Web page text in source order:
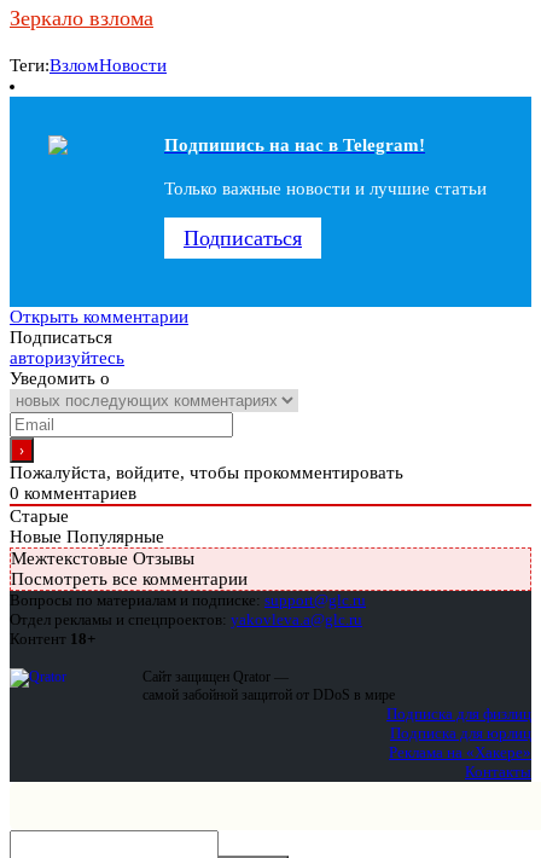
Зеркало взлома
Теги:ВзломНовости
Подпишись на наc в Telegram!
Только важные новости и лучшие статьи
Подписаться
Открыть комментарии
Подписаться
авторизуйтесь
Уведомить о
Пожалуйста, войдите, чтобы прокомментировать
0 комментариев
Старые
Новые Популярные
Межтекстовые Отзывы
Посмотреть все комментарии
Вопросы по материалам и подписке: support@glc.ru
Отдел рекламы и спецпроектов: yakovleva.a@glc.ru
Контент 18+
Сайт защищен Qrator —
самой забойной защитой от DDoS в мире
Подписка для физлиц
Подписка для юрлиц
Реклама на «Хакере»
Контакты